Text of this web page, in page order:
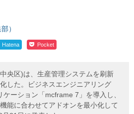
）
Hatena Pocket
央区)は、生産管理システムを刷新
した。ビジネスエンジニアリング
ケーション「mcframe 7」を導入し、
能に合わせてアドオンを最小化して